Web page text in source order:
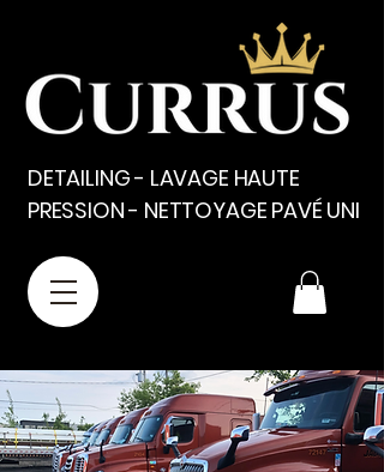
DETAILING - LAVAGE HAUTE
PRESSION - NETTOYAGE PAVÉ UNI